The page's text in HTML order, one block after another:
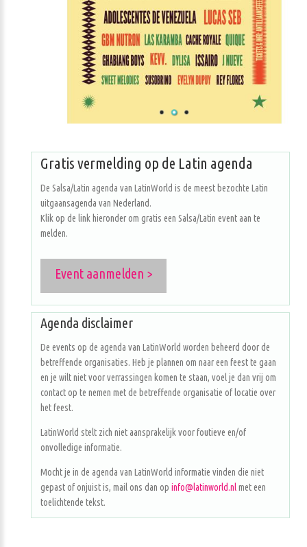
Gratis vermelding op de Latin agenda
De Salsa/Latin agenda van LatinWorld is de meest bezochte Latin
uitgaansagenda van Nederland.
Klik op de link hieronder om gratis een Salsa/Latin event aan te
melden.
Event aanmelden >
Agenda disclaimer
De events op de agenda van LatinWorld worden beheerd door de
betreffende organisaties. Heb je plannen om naar een feest te gaan
en je wilt niet voor verrassingen komen te staan, voel je dan vrij om
contact op te nemen met de betreffende organisatie of locatie over
het feest.
LatinWorld stelt zich niet aansprakelijk voor foutieve en/of
onvolledige informatie.
Mocht je in de agenda van LatinWorld informatie vinden die niet
gepast of onjuist is, mail ons dan op info@latinworld.nlmet een
toelichtende tekst.